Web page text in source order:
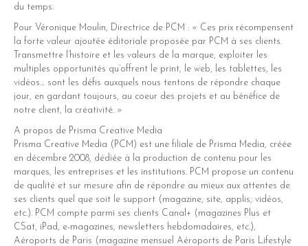
du temps.
Pour Véronique Moulin, Directrice de PCM : « Ces prix récompensent
la forte valeur ajoutée éditoriale proposée par PCM à ses clients.
Transmettre l’histoire et les valeurs de la marque, exploiter les
multiples opportunités qu’offrent le print, le web, les tablettes, les
vidéos… sont les défis auxquels nous tentons de répondre chaque
jour, en gardant toujours, au coeur des projets et au bénéfice de
notre client, la créativité. »
A propos de Prisma Creative Media
Prisma Creative Media (PCM) est une filiale de Prisma Media, créée
en décembre 2008, dédiée à la production de contenu pour les
marques, les entreprises et les institutions. PCM propose un contenu
de qualité et sur mesure afin de répondre au mieux aux attentes de
ses clients quel que soit le support (magazine, site, applis, vidéos,
etc.). PCM compte parmi ses clients Canal+ (magazines Plus et
CSat, iPad, e-magazines, newsletters hebdomadaires, etc.),
Aéroports de Paris (magazine mensuel Aéroports de Paris Lifestyle